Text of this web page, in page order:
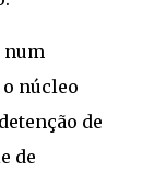
num
núcleo
de
de